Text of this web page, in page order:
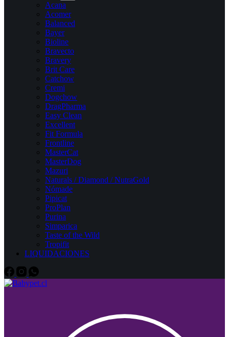
Acana
Acomer
Balanced
Bayer
Bioline
Bravecto
Bravery
Brit Care
Catchow
Cremi
Dogchow
DragPharma
Easy Clean
Excellent
Fit Formula
Frontline
MasterCat
MasterDog
Mazuri
Naturals / Diamond / NutraGold
Nómade
Pipicat
ProPlan
Purina
Simparica
Taste of the Wild
Tropifit
LIQUIDACIONES